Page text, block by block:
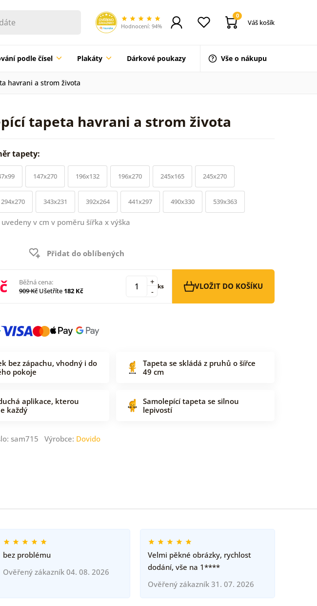
Hodnocení: 94%
0
Váš košík
podle čísel Plakáty Dárkové poukazy Vše o nákupu
havrani a strom života
tapeta havrani a strom života
tapety:
147x270 196x132 196x270 245x165 245x270
294x270 343x231 392x264 441x297 490x330 539x363
v cm v poměru šířka x výška
Přidat do oblíbených
Běžná cena:
909 Kč Ušetříte 182 Kč -
+ ks VLOŽIT DO KOŠÍKU
bez zápachu, vhodný i do
pokoje
Tapeta se skládá z pruhů o šířce
49 cm
aplikace, kterou
každý
Samolepící tapeta se silnou
lepivostí
sam715 Výrobce: Dovido
bez problému
Ověřený zákazník 04. 08. 2026
Velmi pěkné obrázky, rychlost
dodání, vše na 1****
Ověřený zákazník 31. 07. 2026